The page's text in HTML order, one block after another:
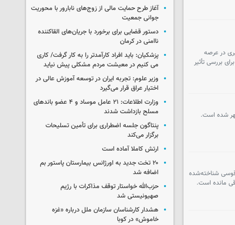
در عرصه
بررسی تأثیر
شده است.
قوسی شناخته‌شده
مانده است.
آغاز طرح حمایت مالی از زوج‌های نابارور با محوریت
جوانی جمعیت
دستور قضایی برای برخورد با جریان‌های القاکننده
ناامنی در کرمان
پزشکیان: باید افراد کارآمدتر را به کار گرفت/ کاری
می کنیم در معیشت مردم مشکلی پیش نیاید
وزیر علوم: تجربه ایران در توسعه آموزش عالی در
اختیار عراق قرار می‌گیرد
وزارت اطلاعات: ۲۱ عامل موساد و ۴ عضو باندهای
مسلح بازداشت شدند
پنتاگون جلسه اضطراری برای تأمین تسلیحات
برگزار می‌کند
ارتش کاملا آماده است
۲۰ تخت جدید به اورژانس بیمارستان پاستور بم
اضافه شد
حزب‌الله خواستار توقف مذاکرات با رژیم
صهیونیستی شد
هشدار کارشناسان سازمان ملل درباره «غزه‌
خاموش» در کوبا